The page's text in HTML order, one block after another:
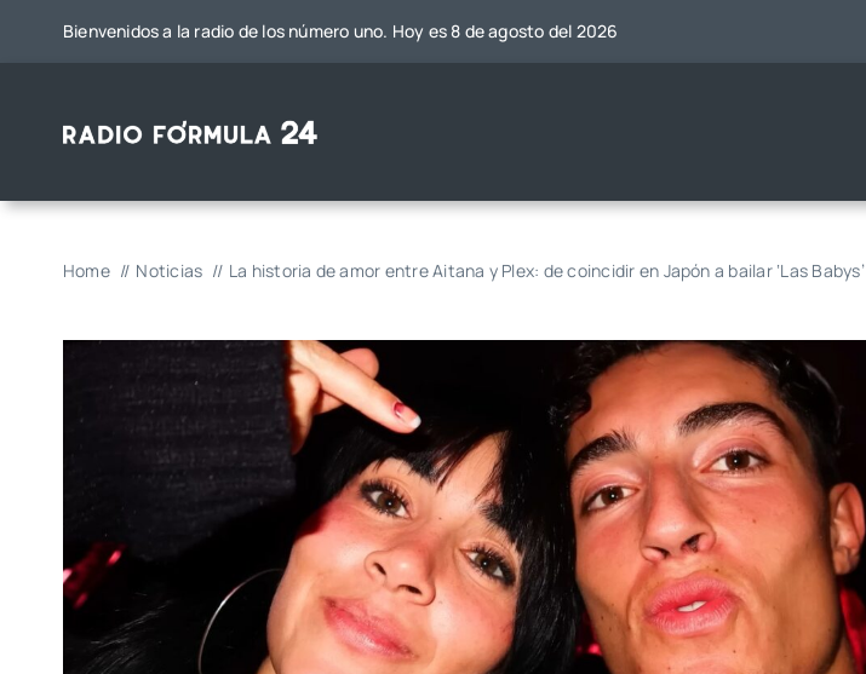
Bienvenidos a la radio de los número uno. Hoy es 8 de agosto del 2026
Home Noticias La historia de amor entre Aitana y Plex: de coincidir en Japón a bailar ‘Las Babys’